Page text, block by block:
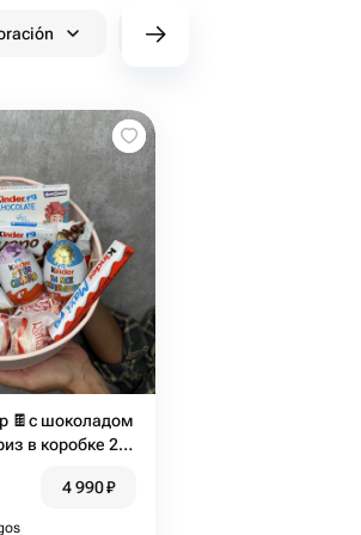
cv/filters/name_fast_delivery
🍫с шоколадом
в коробке 2.
4 990₽